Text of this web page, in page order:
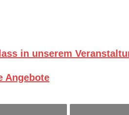
in unserem
Angebote